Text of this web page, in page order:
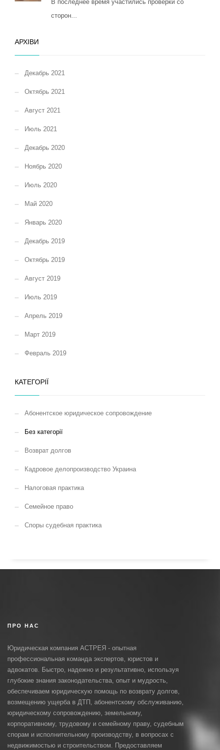
В последнее время участились проверки со
сторон...
АРХІВИ
Декабрь 2021
Октябрь 2021
Август 2021
Июль 2021
Декабрь 2020
Ноябрь 2020
Июль 2020
Май 2020
Январь 2020
Декабрь 2019
Октябрь 2019
Август 2019
Июль 2019
Апрель 2019
Март 2019
Февраль 2019
КАТЕГОРІЇ
Абонентское юридическое сопровождение
Без категорії
Возврат долгов
Кадровое делопроизводство Украина
Налоговая практика
Семейное право
Споры судебная практика
ПРО НАС
Юридическая компания АСТРЕЯ - опытная
профессиональная команда экспертов, юристов и
адвокатов. Быстро, надежно и результативно, используя
глубокие знания законодательства, опыт и мудрость,
обеспечиваем юридическую помощь по возврату долгов,
возмещению ущерба в ДТП, абонентскому обслуживанию,
юридическому сопровождению, земельному,
корпоративному, трудовому и семейному праву, судебным
спорам и исполнительному производству, в вопросах с
недвижимостью и строительством. Предоставляем